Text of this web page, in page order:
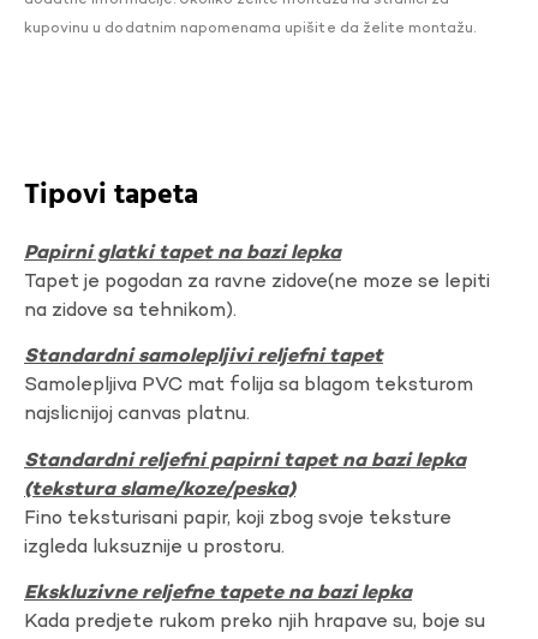
kupovinu u dodatnim napomenama upišite da želite montažu.
Tipovi tapeta
Papirni glatki tapet na bazi lepka
Tapet je pogodan za ravne zidove(ne moze se lepiti
na zidove sa tehnikom).
Standardni samolepljivi reljefni tapet
Samolepljiva PVC mat folija sa blagom teksturom
najslicnijoj canvas platnu.
Standardni reljefni papirni tapet na bazi lepka
(tekstura slame/koze/peska)
Fino teksturisani papir, koji zbog svoje teksture
izgleda luksuznije u prostoru.
Ekskluzivne reljefne tapete na bazi lepka
Kada predjete rukom preko njih hrapave su, boje su